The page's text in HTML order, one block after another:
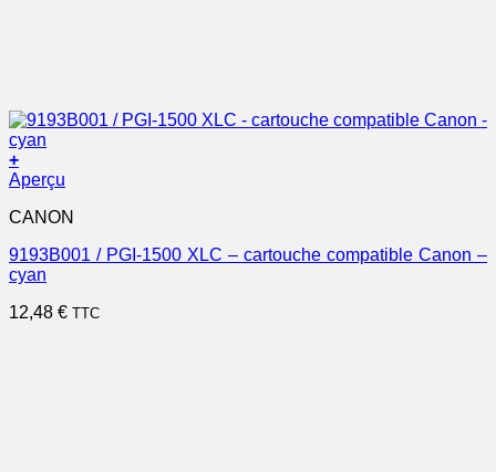
+
Aperçu
CANON
9193B001 / PGI-1500 XLC – cartouche compatible Canon –
cyan
12,48 € TTC